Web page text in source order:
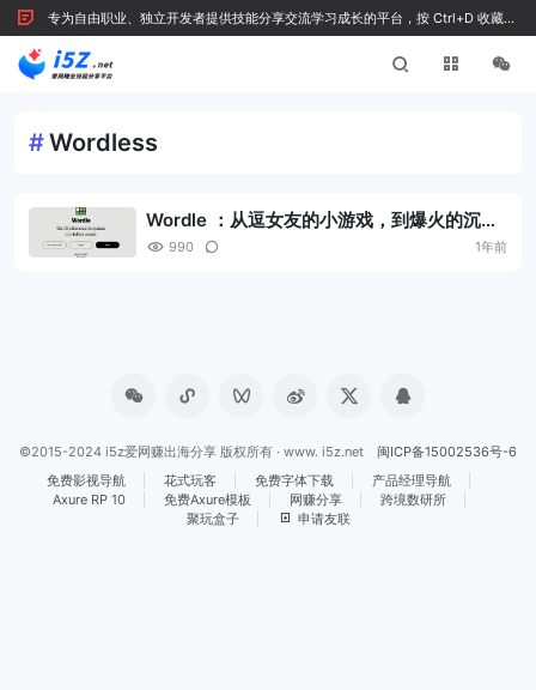
专为自由职业、独立开发者提供技能分享交流学习成长的平台，按 Ctrl+D 收藏我
们
#Wordless
Wordle ：从逗女友的小游戏，到爆火的沉浸
体验990 1年前
©2015-2024 i5z爱网赚出海分享 版权所有 · www. i5z.net 闽ICP备15002536号-6
免费影视导航
花式玩客 免费字体下载
产品经理导航
Axure RP 10
免费Axure模板 网赚分享
跨境数研所
聚玩盒子
申请友联